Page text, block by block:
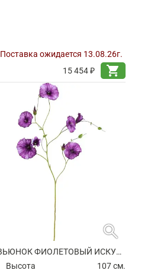
Поставка ожидается 13.08.26г.
15 454 ₽
shopping_cart
search
ВЬЮНОК ФИОЛЕТОВЫЙ ИСКУССТВЕННЫЙ
Высота
107 см.